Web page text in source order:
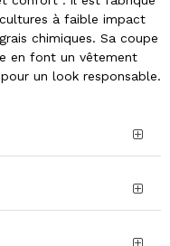
à faible impact
chimiques. Sa coupe
en font un vêtement
un look responsable.